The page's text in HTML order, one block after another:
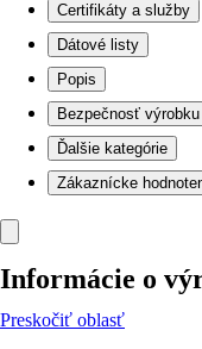
Certifikáty a služby
Dátové listy
Popis
Bezpečnosť výrobku
Ďalšie kategórie
Zákaznícke
Informácie o
Preskočiť oblasť